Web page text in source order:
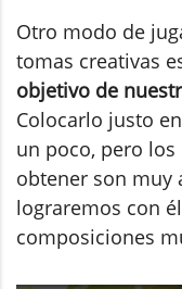
Otro modo de
tomas creativas
objetivo de
Colocarlo justo
un poco, pero
obtener son muy
lograremos con
composiciones